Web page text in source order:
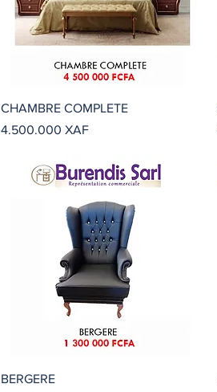
CHAMBRE COMPLETE
Precio
4.500.000 XAF
BERGERE